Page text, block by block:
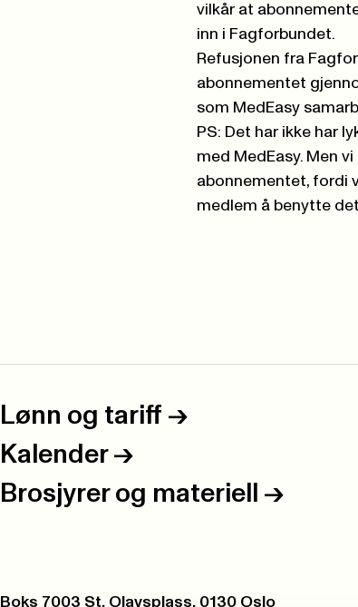
vilkår at
inn i Fagforbundet.
Refusjonen fra
abonnementet
som MedEasy
PS: Det har ikke har
med MedEasy. Men
abonnementet, fordi
medlem å benytte
Lønn og tariff ->
Kalender ->
Brosjyrer og materiell ->
Postboks:
Boks 7003 St. Olavsplass, 0130 Oslo